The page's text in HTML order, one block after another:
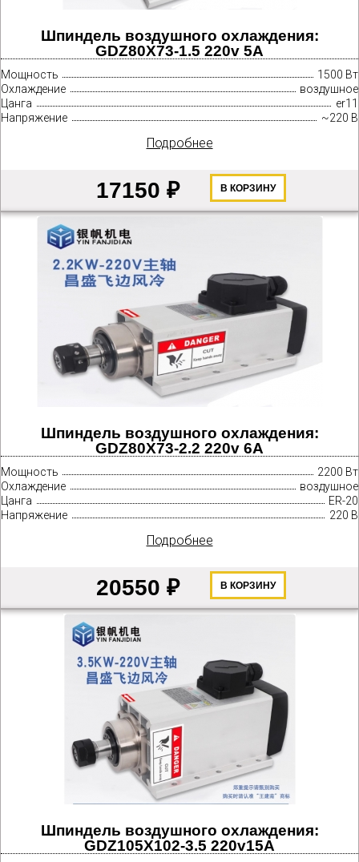
Шпиндель воздушного охлаждения:
GDZ80X73-1.5 220v 5A
Мощность
1500 Вт
Охлаждение
воздушное
Цанга
er11
Напряжение
~220 В
Подробнее
17150 ₽ В КОРЗИНУ
Шпиндель воздушного охлаждения:
GDZ80X73-2.2 220v 6A
Мощность
2200 Вт
Охлаждение
воздушное
Цанга
ER-20
Напряжение
220 В
Подробнее
20550 ₽ В КОРЗИНУ
Шпиндель воздушного охлаждения:
GDZ105X102-3.5 220v15A